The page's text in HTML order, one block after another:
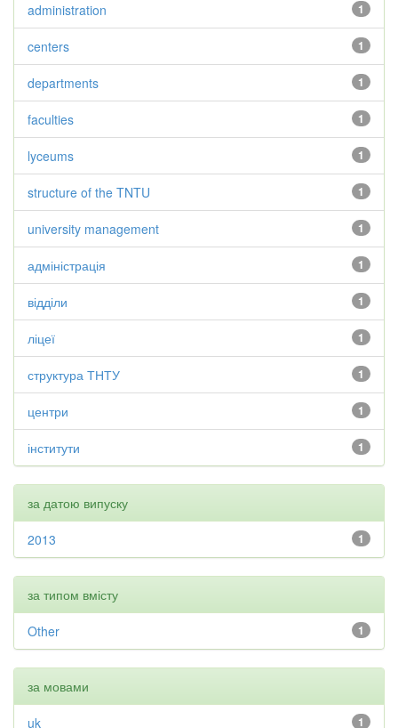
1
administration
1
centers
1
departments
1
faculties
1
lyceums
1
structure of the TNTU
1
university management
1
адміністрація
1
відділи
1
ліцеї
1
структура ТНТУ
1
центри
1
інститути
за датою випуску
1
2013
за типом вмісту
1
Other
за мовами
1
uk